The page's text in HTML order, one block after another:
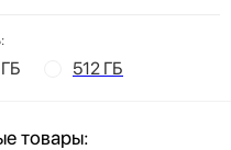
512 ГБ
товары: